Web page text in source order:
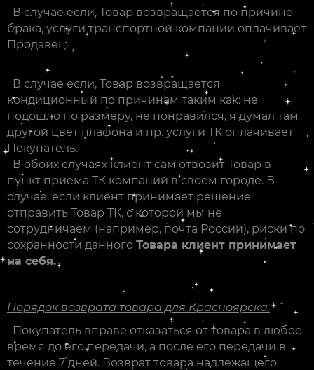
В случае если, Товар возвращается по причине
брака, услуги транспортной компании оплачивает
Продавец.
В случае если, Товар возвращается
кондиционный по причинам таким как: не
подошло по размеру, не понравился, я думал там
другой цвет плафона и пр. услуги ТК оплачивает
Покупатель.
В обоих случаях клиент сам отвозит Товар в
пункт приема ТК компаний в своем городе. В
случае, если клиент принимает решение
отправить Товар ТК, с которой мы не
сотрудничаем (например, почта России), риски по
сохранности данного Товара клиент принимает
на себя.
Порядок возврата товара для Красноярска.
Покупатель вправе отказаться от товара в любое
время до его передачи, а после его передачи в
течение 7 дней. Возврат товара надлежащего